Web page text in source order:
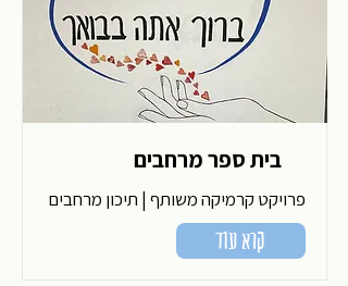
בית ספר מרחבים
פרויקט קרמיקה משותף | תיכון מרחבים
קרא עוד